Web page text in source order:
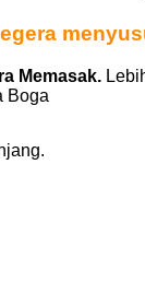
Memasak.
Boga